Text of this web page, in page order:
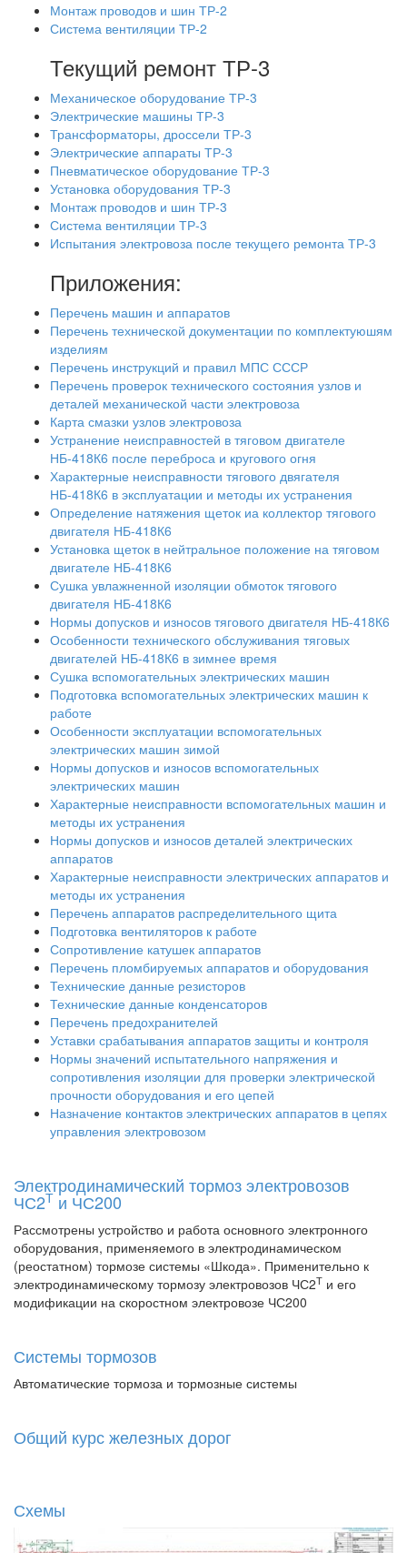
Монтаж проводов и шин ТР-2
Система вентиляции ТР-2
Текущий ремонт ТР-3
Механическое оборудование ТР-3
Электрические машины ТР-3
Трансформаторы, дроссели ТР-3
Электрические аппараты ТР-3
Пневматическое оборудование ТР-3
Установка оборудования ТР-3
Монтаж проводов и шин ТР-3
Система вентиляции ТР-3
Испытания электровоза после текущего ремонта ТР-3
Приложения:
Перечень машин и аппаратов
Перечень технической документации по комплектуюшям
изделиям
Перечень инструкций и правил МПС СССР
Перечень проверок технического состояния узлов и
деталей механической части электровоза
Карта смазки узлов электровоза
Устранение неисправностей в тяговом двигателе
НБ-418К6 после переброса и кругового огня
Характерные неисправности тягового двягателя
НБ-418К6 в эксплуатации и методы их устранения
Определение натяжения щеток иа коллектор тягового
двигателя НБ-418К6
Установка щеток в нейтральное положение на тяговом
двигателе НБ-418К6
Сушка увлажненной изоляции обмоток тягового
двигателя НБ-418К6
Нормы допусков и износов тягового двигателя НБ-418К6
Особенности технического обслуживания тяговых
двигателей НБ-418К6 в зимнее время
Сушка вспомогательных электрических машин
Подготовка вспомогательных электрических машин к
работе
Особенности эксплуатации вспомогательных
электрических машин зимой
Нормы допусков и износов вспомогательных
электрических машин
Характерные неисправности вспомогательных машин и
методы их устранения
Нормы допусков и износов деталей электрических
аппаратов
Характерные неисправности электрических аппаратов и
методы их устранения
Перечень аппаратов распределительного щита
Подготовка вентиляторов к работе
Сопротивление катушек аппаратов
Перечень пломбируемых аппаратов и оборудования
Технические данные резисторов
Технические данные конденсаторов
Перечень предохранителей
Уставки срабатывания аппаратов защиты и контроля
Нормы значений испытательного напряжения и
сопротивления изоляции для проверки электрической
прочности оборудования и его цепей
Назначение контактов электрических аппаратов в цепях
управления электровозом
Электродинамический тормоз электровозов
ЧС2Т и ЧС200
Рассмотрены устройство и работа основного электронного
оборудования, применяемого в электродинамическом
(реостатном) тормозе системы «Шкода». Применительно к
электродинамическому тормозу электровозов ЧС2Т и его
модификации на скоростном электровозе ЧС200
Системы тормозов
Автоматические тормоза и тормозные системы
Общий курс железных дорог
Схемы